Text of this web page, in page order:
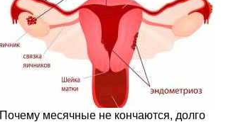
Почему месячные не кончаются, долго